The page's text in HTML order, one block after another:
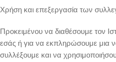
Χρήση και επεξεργασία των
Προκειμένου να διαθέσουμε τον
εσάς ή για να εκπληρώσουμε μια
συλλέξουμε και να